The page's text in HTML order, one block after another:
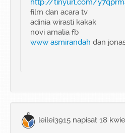
http://tinyurl.com/
film dan acara tv
adinia wirasti kakak
novi amalia fb
www asmirandah dan
leilei3915 napisał 18